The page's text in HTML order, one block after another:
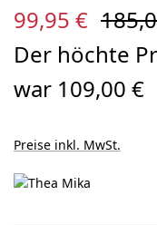
Verkaufspreis:
99,95 €
Der höchte
war 109,00 €
Preise inkl. MwSt.